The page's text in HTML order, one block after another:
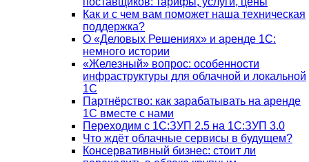
Как и с чем вам поможет наша техническая
поддержка?
О «Деловых Решениях» и аренде 1С:
немного истории
«Железный» вопрос: особенности
инфраструктуры для облачной и локальной
1С
Партнёрство: как зарабатывать на аренде
1С вместе с нами
Переходим с 1С:ЗУП 2.5 на 1С:ЗУП 3.0
Что ждёт облачные сервисы в будущем?
Консервативный бизнес: стоит ли